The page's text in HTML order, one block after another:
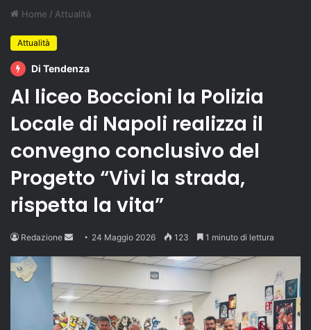
Home / Attualità
Attualità
Di Tendenza
Al liceo Boccioni la Polizia
Locale di Napoli realizza il
convegno conclusivo del
Progetto “Vivi la strada,
rispetta la vita”
Redazione
Send 24 Maggio 2026 123 1 minuto di lettura